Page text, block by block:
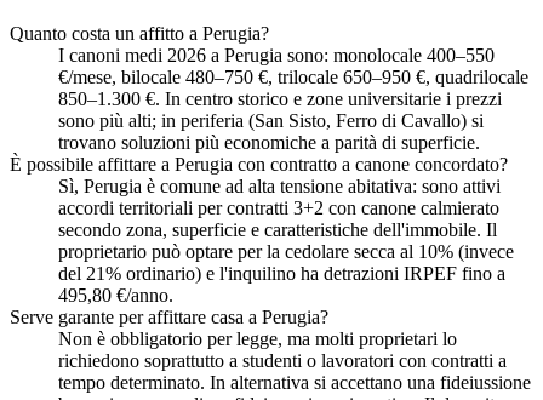
Quanto costa un affitto a Perugia?
I canoni medi 2026 a Perugia sono: monolocale 400–550
€/mese, bilocale 480–750 €, trilocale 650–950 €, quadrilocale
850–1.300 €. In centro storico e zone universitarie i prezzi
sono più alti; in periferia (San Sisto, Ferro di Cavallo) si
trovano soluzioni più economiche a parità di superficie.
È possibile affittare a Perugia con contratto a canone concordato?
Sì, Perugia è comune ad alta tensione abitativa: sono attivi
accordi territoriali per contratti 3+2 con canone calmierato
secondo zona, superficie e caratteristiche dell'immobile. Il
proprietario può optare per la cedolare secca al 10% (invece
del 21% ordinario) e l'inquilino ha detrazioni IRPEF fino a
495,80 €/anno.
Serve garante per affittare casa a Perugia?
Non è obbligatorio per legge, ma molti proprietari lo
richiedono soprattutto a studenti o lavoratori con contratti a
tempo determinato. In alternativa si accettano una fideiussione